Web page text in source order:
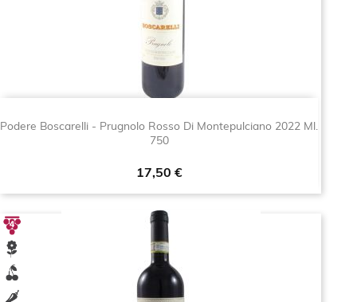
Podere Boscarelli - Prugnolo Rosso Di Montepulciano 2022 Ml.
750
Prezzo
17,50 €